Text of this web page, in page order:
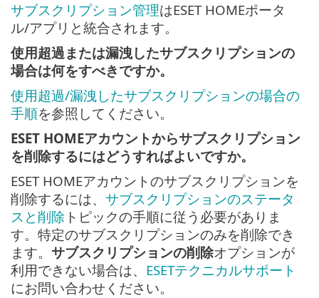
サブスクリプション管理はESET HOMEポータ
ル/アプリと統合されます。
使用超過または漏洩したサブスクリプションの
場合は何をすべきですか。
使用超過/漏洩したサブスクリプションの場合の
手順を参照してください。
ESET HOMEアカウントからサブスクリプション
を削除するにはどうすればよいですか。
ESET HOMEアカウントのサブスクリプションを
削除するには、 サブスクリプションのステータ
スと削除 トピックの手順に従う必要がありま
す。特定のサブスクリプションのみを削除でき
ます。 サブスクリプションの削除オプションが
利用できない場合は、 ESETテクニカルサポート
にお問い合わせください。